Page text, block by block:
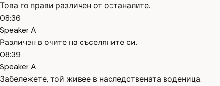
Това го прави различен от останалите.
08:36
Speaker A
Различен в очите на съселяните си.
08:39
Speaker A
Забележете, той живее в наследствената воденица.